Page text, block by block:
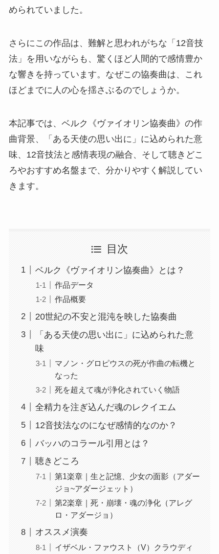
められていました。
さらにこの作品は、難解と思われがちな「12音技
法」を用いながらも、驚くほど人間的で感情豊か
な響きを持っています。なぜこの協奏曲は、これ
ほどまでに人の心を揺さぶるのでしょうか。
本記事では、ベルク《ヴァイオリン協奏曲》の作
曲背景、「ある天使の思い出に」に込められた意
味、12音技法と感情表現の融合、そして聴きどこ
ろやおすすめ名盤まで、分かりやすく解説してい
きます。
目次
ベルク《ヴァイオリン協奏曲》とは？
作品データ
作品概要
20世紀の不安と混沌を映した協奏曲
「ある天使の思い出に」に込められた意
味
マノン・グロピウスの死が作曲の転機と
なった
死を超えて魂が浄化されていく物語
全精力を注ぎ込んだ魂のレクイエム
12音技法なのになぜ感情的なのか？
バッハのコラール引用とは？
聴きどころ
第1楽章｜生と記憶、少女の面影（アダー
ジョ~アダージェット）
第2楽章｜死・崩壊・魂の浄化（アレグ
ロ・アダージョ）
オススメ演奏
イザベル・ファウスト（V）クラウディ